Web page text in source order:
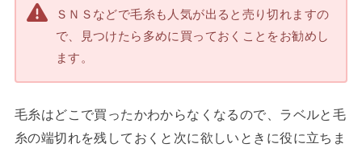
ＳＮＳなどで毛糸も人気が出ると売り切れますの
で、見つけたら多めに買っておくことをお勧めし
ます。
毛糸はどこで買ったかわからなくなるので、ラベルと毛
糸の端切れを残しておくと次に欲しいときに役に立ちま